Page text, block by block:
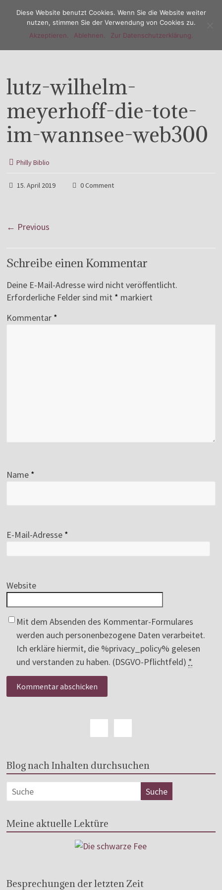
Menu
lutz-wilhelm-
meyerhoff-die-tote-
im-wannsee-web300
Philly Biblio
15. April 2019 0 Comment
← Previous
Schreibe einen Kommentar
Deine E-Mail-Adresse wird nicht veröffentlicht.
Erforderliche Felder sind mit * markiert
Kommentar *
Name *
E-Mail-Adresse *
Website
Mit dem Absenden des Kommentar-Formulares
werden auch personenbezogene Daten verarbeitet.
Ich erkläre hiermit, die %privacy_policy% gelesen
und verstanden zu haben. (DSGVO-Pflichtfeld) *
Blog nach Inhalten durchsuchen
Meine aktuelle Lektüre
Besprechungen der letzten Zeit
Diese Website benutzt Cookies. Wenn Sie die Website weiter
nutzen, stimmen Sie der Verwendung von Cookies zu.
Akzeptieren.
Ablehnen. Zur Datenschutzerklärung.